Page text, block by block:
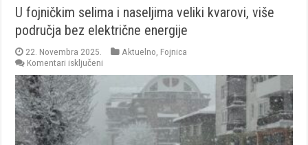
U fojničkim selima i naseljima veliki kvarovi, više
područja bez električne energije
22. Novembra 2025. Aktuelno Fojnica
Komentari isključeni
U
selima
naseljima
veliki
kvarovi,